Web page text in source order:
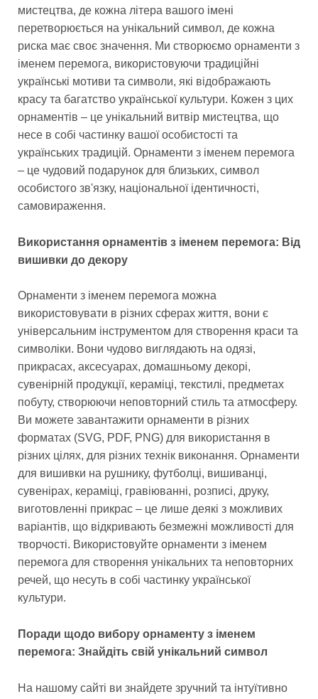
мистецтва, де кожна літера вашого імені
перетворюється на унікальний символ, де кожна
риска має своє значення. Ми створюємо орнаменти з
іменем перемога, використовуючи традиційні
українські мотиви та символи, які відображають
красу та багатство української культури. Кожен з цих
орнаментів – це унікальний витвір мистецтва, що
несе в собі частинку вашої особистості та
українських традицій. Орнаменти з іменем перемога
– це чудовий подарунок для близьких, символ
особистого зв'язку, національної ідентичності,
самовираження.
Використання орнаментів з іменем перемога: Від
вишивки до декору
Орнаменти з іменем перемога можна
використовувати в різних сферах життя, вони є
універсальним інструментом для створення краси та
символіки. Вони чудово виглядають на одязі,
прикрасах, аксесуарах, домашньому декорі,
сувенірній продукції, кераміці, текстилі, предметах
побуту, створюючи неповторний стиль та атмосферу.
Ви можете завантажити орнаменти в різних
форматах (SVG, PDF, PNG) для використання в
різних цілях, для різних технік виконання. Орнаменти
для вишивки на рушнику, футболці, вишиванці,
сувенірах, кераміці, гравіюванні, розписі, друку,
виготовленні прикрас – це лише деякі з можливих
варіантів, що відкривають безмежні можливості для
творчості. Використовуйте орнаменти з іменем
перемога для створення унікальних та неповторних
речей, що несуть в собі частинку української
культури.
Поради щодо вибору орнаменту з іменем
перемога: Знайдіть свій унікальний символ
На нашому сайті ви знайдете зручний та інтуїтивно